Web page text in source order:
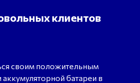
клиентов
своим положительным
батареи в